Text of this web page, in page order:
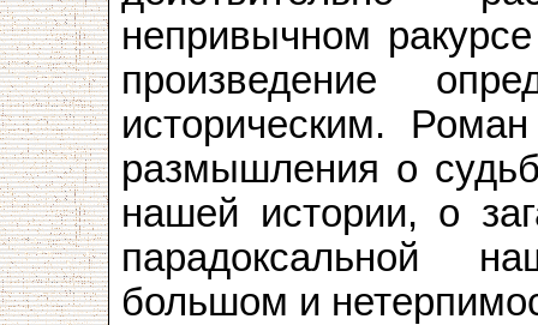
непривычном
произведение
историческим.
размышления о
нашей истории, о
парадоксальной
большом и